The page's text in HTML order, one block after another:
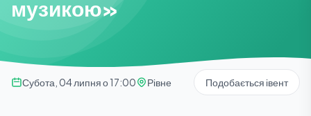
музикою»
Субота, 04 липня о 17:00 Рівне Подобається івент